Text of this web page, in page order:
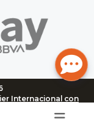
Internacional con